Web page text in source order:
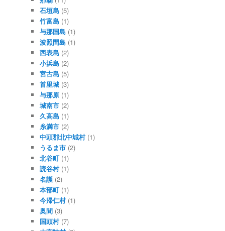
石垣島 (5)
竹富島 (1)
与那国島 (1)
波照間島 (1)
西表島 (2)
小浜島 (2)
宮古島 (5)
首里城 (3)
与那原 (1)
城南市 (2)
久高島 (1)
糸満市 (2)
中頭郡北中城村(1)
うるま市 (2)
北谷町 (1)
読谷村(1)
名護 (2)
本部町 (1)
今帰仁村(1)
奥間 (3)
国頭村(7)